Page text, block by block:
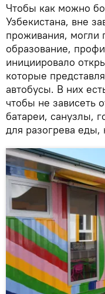
Чтобы как можно
Узбекистана, вне
проживания, могли
образование,
инициировало
которые
автобусы. В них
чтобы не зависеть
батареи, санузлы,
для разогрева